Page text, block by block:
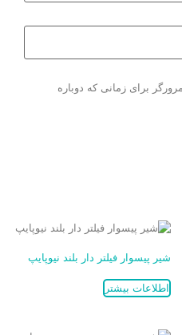
برای زمانی که دوباره
شیر پیسوار فیلتر دار بلند نیوپایپ
اطلاعات بیشتر